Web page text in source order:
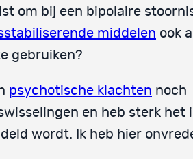
om bij een bipolaire
middelen ook
gebruiken?
psychotische klachten noch
en heb sterk het
wordt. Ik heb hier